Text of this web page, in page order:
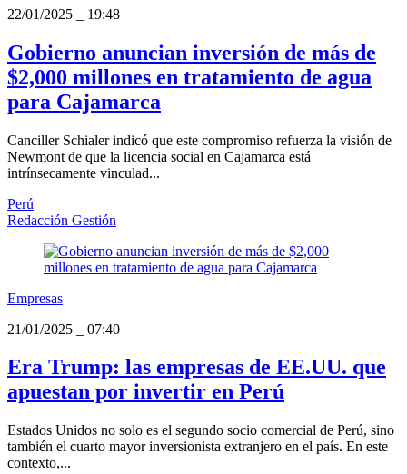
22/01/2025 19:48
Gobierno anuncian inversión de más de
$2,000 millones en tratamiento de agua
para Cajamarca
Canciller Schialer indicó que este compromiso refuerza la visión de
Newmont de que la licencia social en Cajamarca está
intrínsecamente vinculad...
Perú
Redacción Gestión
Empresas
21/01/2025
07:40
Era Trump: las empresas de EE.UU. que
apuestan por invertir en Perú
Estados Unidos no solo es el segundo socio comercial de Perú, sino
también el cuarto mayor inversionista extranjero en el país. En este
contexto,...